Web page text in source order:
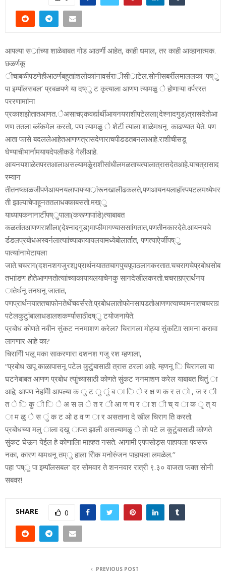
आपल्‍या‍ सर्ाांच्‍या‍ शाळेबाबत‍ गोड‍ आठर्णी‍ आहेत, काही‍ धमाल, तर‍ काही‍ आव्ह‍ानात्‍मक.‍
छळर्णकू
ीचा‍बळी‍पडणे‍ही‍आठर्ण‍बहुताांश‍लोकाांना‍वर्सरार्ीसी‍र्ाटेल.‍सोनी‍सबर्रील‍माललका‍ ‘पष्ु
‍पा‍ इम्प‍ॉलसबल’ प्रबळपणे‍ या‍ दष्ु ‍ट‍ कृत्‍याला‍ आणण‍ त्‍यामळु े‍ होणाऱ्या‍ वर्पररत‍
पररणामाांना‍
प्रकाशझोतात‍आणत.े‍असाच‍एक‍वर्द्यार्थी‍आयनय‍राशी‍पटेलला‍(देश्नादगुड)त्रास‍देतो‍आ
णण‍ ततला‍ ब्‍लॅकमेल‍ करतो, पण‍ त्‍यामळु े‍ शेर्टी‍ त्‍याला‍ शाळेमधनू ‍ काढण्‍यात‍ येते.‍ पण‍
आता‍ फास‍े बदलले‍आहेत‍आणण‍त्रास‍देणाराच‍पीडडत‍बनला‍आहे.‍राशीची‍सडू
‍घेण्‍याची‍भार्ना‍मयायदेपलीकडे‍ गेली‍आहे.‍
आयनय‍शाळेत‍परत‍आला‍असल्‍यामळुे‍राशी‍सांधी‍लमळताच‍त्‍याला‍त्रास‍देत‍आहे.‍याच‍त्रासाद
रम्‍यान‍
ती‍तनष्‍काळजीपणे‍आयनयला‍पायऱ्यार्ांरून‍खाली‍ढकलते,पण‍आयनयला‍हॉस्पपटलमध्‍ये‍भर
ती‍ झाल्‍याचे‍पाहून‍ततला‍धक्‍का‍बसतो.‍मख्ु
‍याध्‍यापक‍नानार्टी‍पष्ु‍पाला‍(करूणा‍पाांडे)‍त्‍याबाबत‍
कळर्तात‍आणण‍राशीला‍(देश्नादगुड)माफी‍मागण्‍यास‍साांगतात,पण‍ती‍नकार‍देते.‍आयनयचे‍
र्डडल‍प्रबोध‍अस्वर्नला‍त्‍याांच्‍या‍कायायलयामध्‍ये‍बोलार्तात, पण‍त्‍याऐर्जी‍पष्ु
‍पा‍त्‍याांना‍भेटायला‍
जाते.चचराग‍(दशनशगजुरश)र्‍प्रार्थनया‍ततचा‍गपुचपू‍पाठलाग‍करतात.‍चचरागचे‍प्रबोधसोब
त‍भाांडण‍ होते‍आणण‍तो‍त्‍याांच्‍या‍कायायलयाचे‍नकु सान‍देखील‍करतो.‍चचराग‍र्‍प्रार्थनय
ा‍तेर्थनू ‍तनघनू ‍जातात,
पण‍प्रार्थनया‍ततचा‍फोन‍तेर्थेच‍वर्सरते.‍प्रबोधला‍तो‍फोन‍सापडतो‍आणण‍त्‍याच्‍या‍मनात‍चचराग‍र्‍
पटेल‍कुटुांबाला‍धडा‍लशकर्ण्य‍ासाठी‍दष्ु ‍ट‍योजना‍येते.‍‍‍‍
प्रबोध कोणते नवीन सुंकट ननमाशण करेल? चिरागला मोठ्या सुंकटािा सामना करावा
लागणार आहे का?
चिरागिी भलू मका साकरणारा दशनश गजु रश म्हणाला, ‍
“प्रबोध खपू काळापासनू पटेल कुटुुंबासाठी त्रास ठरला आहे. म्हणनू ि चिरागला या
घटनेबाबत आणण प्रबोध त्याुंच्यासाठी कोणते सुंकट ननमाशण करेल याबाबत चितुं ा
आहे; आपण नेहमीि आपल्या क ु ट ु ुं ब ा ि े र क्ष ण क र त ो , ज र ी
त े ि कु ी ि े अ स ल े त र ी आ ण ण र ा श ी च् य ा क ृ त् य
ा म ळु े स ुं क ट ओ ढ व ण ा र असताना दे खील चिराग तेि करतो.
प्रबोधच्या मलु ाला दखु ापत झाली असल्यामळु े तो पटे ल कुटुुंबासाठी कोणते
सुंकट घेऊन येईल हे कोणालाि माहहत नसते. आगामी एपपसोड्स पाहायला पवसरू
नका, कारण यामधनू तम्ु हाला रोिक मनोरुंजन पाहायला लमळेल.’’
पहा ‘पष्ु पा इम्पॉलसबल’ दर सोमवार ते शननवार रात्री ९.३० वाजता फक्त सोनी
सबवर!
SHARE 0
PREVIOUS POST